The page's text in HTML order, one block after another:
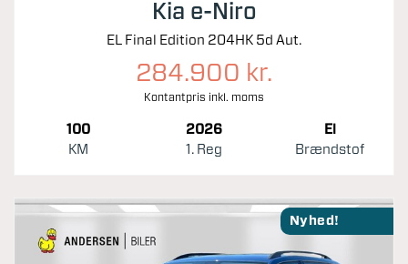
Kia e-Niro
EL Final Edition 204HK 5d Aut.
284.900 kr.
Kontantpris inkl. moms
100
KM
2026
1. Reg
El
Brændstof
Nyhed!